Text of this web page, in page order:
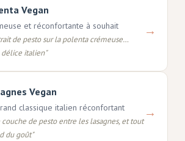
Vegan
et réconfortante à souhait
de pesto sur la polenta crémeuse…
délice italien"
→
Vegan
classique italien réconfortant
couche de pesto entre les lasagnes, et tout
du goût"
→